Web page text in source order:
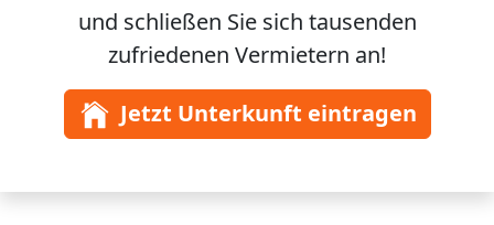
und schließen Sie sich tausenden
zufriedenen Vermietern an!
Jetzt Unterkunft eintragen